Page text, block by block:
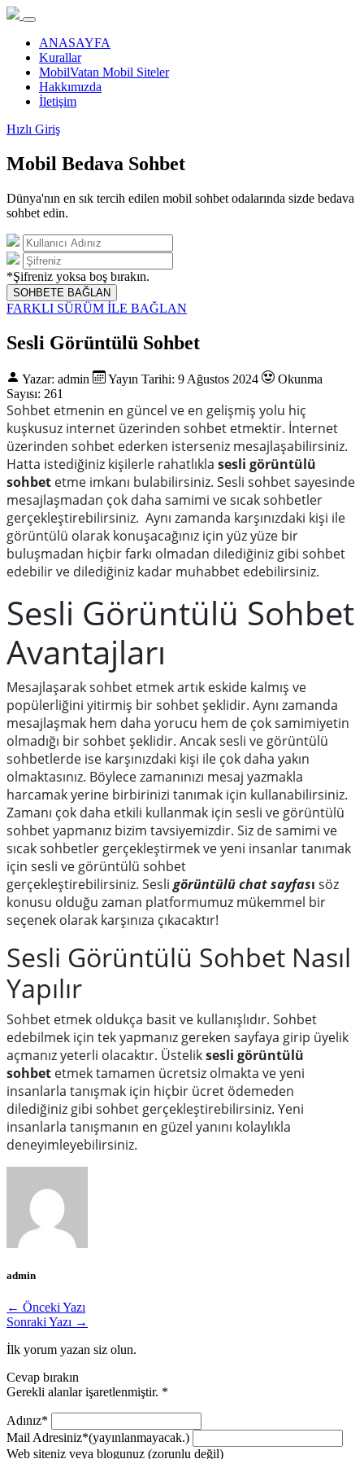
ANASAYFA
Kurallar
MobilVatan Mobil Siteler
Hakkımızda
İletişim
Hızlı Giriş
Mobil Bedava Sohbet
Dünya'nın en sık tercih edilen mobil sohbet odalarında sizde bedava
sohbet edin.
*Şifreniz yoksa boş bırakın.
SOHBETE BAĞLAN
FARKLI SÜRÜM İLE BAĞLAN
Sesli Görüntülü Sohbet
Yazar: admin Yayın Tarihi: 9 Ağustos 2024
Okunma
Sayısı: 261
Sohbet etmenin en güncel ve en gelişmiş yolu hiç
kuşkusuz internet üzerinden sohbet etmektir. İnternet
üzerinden sohbet ederken isterseniz mesajlaşabilirsiniz.
Hatta istediğiniz kişilerle rahatlıkla sesli görüntülü
sohbet etme imkanı bulabilirsiniz. Sesli sohbet sayesinde
mesajlaşmadan çok daha samimi ve sıcak sohbetler
gerçekleştirebilirsiniz. Aynı zamanda karşınızdaki kişi ile
görüntülü olarak konuşacağınız için yüz yüze bir
buluşmadan hiçbir farkı olmadan dilediğiniz gibi sohbet
edebilir ve dilediğiniz kadar muhabbet edebilirsiniz.
Sesli Görüntülü Sohbet
Avantajları
Mesajlaşarak sohbet etmek artık eskide kalmış ve
popülerliğini yitirmiş bir sohbet şeklidir. Aynı zamanda
mesajlaşmak hem daha yorucu hem de çok samimiyetin
olmadığı bir sohbet şeklidir. Ancak sesli ve görüntülü
sohbetlerde ise karşınızdaki kişi ile çok daha yakın
olmaktasınız. Böylece zamanınızı mesaj yazmakla
harcamak yerine birbirinizi tanımak için kullanabilirsiniz.
Zamanı çok daha etkili kullanmak için sesli ve görüntülü
sohbet yapmanız bizim tavsiyemizdir. Siz de samimi ve
sıcak sohbetler gerçekleştirmek ve yeni insanlar tanımak
için sesli ve görüntülü sohbet
gerçekleştirebilirsiniz. Sesli görüntülü chat sayfası söz
konusu olduğu zaman platformumuz mükemmel bir
seçenek olarak karşınıza çıkacaktır!
Sesli Görüntülü Sohbet Nasıl
Yapılır
Sohbet etmek oldukça basit ve kullanışlıdır. Sohbet
edebilmek için tek yapmanız gereken sayfaya girip üyelik
açmanız yeterli olacaktır. Üsteliksesli görüntülü
sohbet etmek tamamen ücretsiz olmakta ve yeni
insanlarla tanışmak için hiçbir ücret ödemeden
dilediğiniz gibi sohbet gerçekleştirebilirsiniz. Yeni
insanlarla tanışmanın en güzel yanını kolaylıkla
deneyimleyebilirsiniz.
admin
← Önceki Yazı
Sonraki Yazı →
İlk yorum yazan siz olun.
Cevap bırakın
Gerekli alanlar işaretlenmiştir. *
Adınız*
Mail Adresiniz*(yayınlanmayacak.)
Web siteniz veya blogunuz (zorunlu değil)